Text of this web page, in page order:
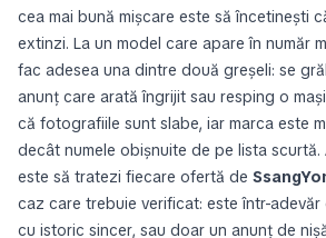
cea mai bună mișcare este să încetinești
extinzi. La un model care apare în număr
fac adesea una dintre două greșeli: se
anunț care arată îngrijit sau resping o
că fotografiile sunt slabe, iar marca este
decât numele obișnuite de pe lista scurtă.
este să tratezi fiecare ofertă de
caz care trebuie verificat: este într-adevăr
cu istoric sincer, sau doar un anunț de